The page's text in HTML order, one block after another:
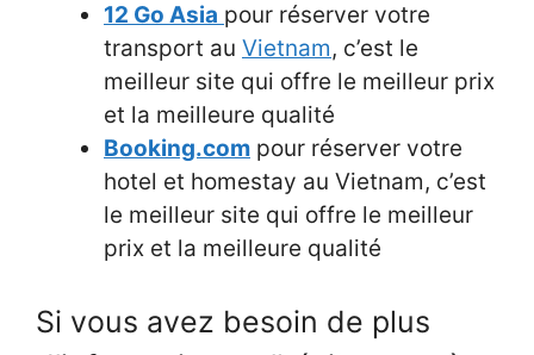
12 Go Asia pour réserver votre
transport au Vietnam, c’est le
meilleur site qui offre le meilleur prix
et la meilleure qualité
Booking.com pour réserver votre
hotel et homestay au Vietnam, c’est
le meilleur site qui offre le meilleur
prix et la meilleure qualité
Si vous avez besoin de plus